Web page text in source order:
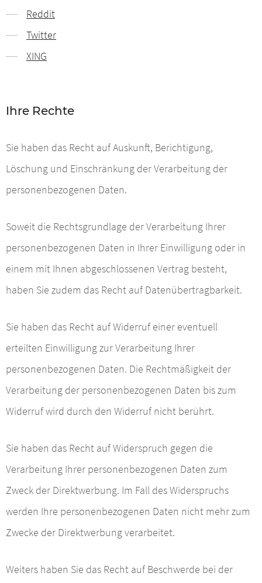
Reddit
Twitter
XING
Ihre Rechte
Sie haben das Recht auf Auskunft, Berichtigung,
Löschung und Einschränkung der Verarbeitung der
personenbezogenen Daten.
Soweit die Rechtsgrundlage der Verarbeitung Ihrer
personenbezogenen Daten in Ihrer Einwilligung oder in
einem mit Ihnen abgeschlossenen Vertrag besteht,
haben Sie zudem das Recht auf Datenübertragbarkeit.
Sie haben das Recht auf Widerruf einer eventuell
erteilten Einwilligung zur Verarbeitung Ihrer
personenbezogenen Daten. Die Rechtmäßigkeit der
Verarbeitung der personenbezogenen Daten bis zum
Widerruf wird durch den Widerruf nicht berührt.
Sie haben das Recht auf Widerspruch gegen die
Verarbeitung Ihrer personenbezogenen Daten zum
Zweck der Direktwerbung. Im Fall des Widerspruchs
werden Ihre personenbezogenen Daten nicht mehr zum
Zwecke der Direktwerbung verarbeitet.
Weiters haben Sie das Recht auf Beschwerde bei der